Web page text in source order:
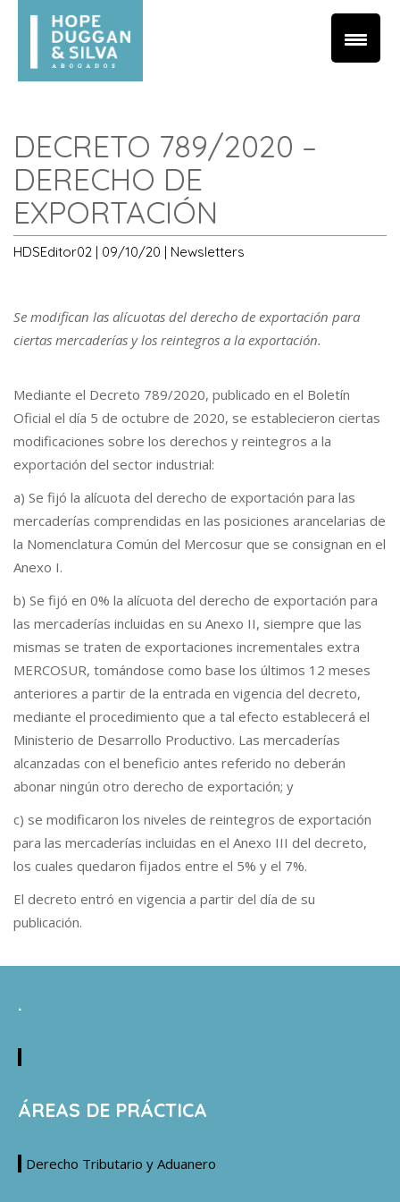
DECRETO 789/2020 –
DERECHO DE
EXPORTACIÓN
HDSEditor02 | 09/10/20 | Newsletters
Se modifican las alícuotas del derecho de exportación para
ciertas mercaderías y los reintegros a la exportación.
Mediante el Decreto 789/2020, publicado en el Boletín
Oficial el día 5 de octubre de 2020, se establecieron ciertas
modificaciones sobre los derechos y reintegros a la
exportación del sector industrial:
a) Se fijó la alícuota del derecho de exportación para las
mercaderías comprendidas en las posiciones arancelarias de
la Nomenclatura Común del Mercosur que se consignan en el
Anexo I.
b) Se fijó en 0% la alícuota del derecho de exportación para
las mercaderías incluidas en su Anexo II, siempre que las
mismas se traten de exportaciones incrementales extra
MERCOSUR, tomándose como base los últimos 12 meses
anteriores a partir de la entrada en vigencia del decreto,
mediante el procedimiento que a tal efecto establecerá el
Ministerio de Desarrollo Productivo. Las mercaderías
alcanzadas con el beneficio antes referido no deberán
abonar ningún otro derecho de exportación; y
c) se modificaron los niveles de reintegros de exportación
para las mercaderías incluidas en el Anexo III del decreto,
los cuales quedaron fijados entre el 5% y el 7%.
El decreto entró en vigencia a partir del día de su
publicación.
.
ÁREAS DE PRÁCTICA
Derecho Tributario y Aduanero